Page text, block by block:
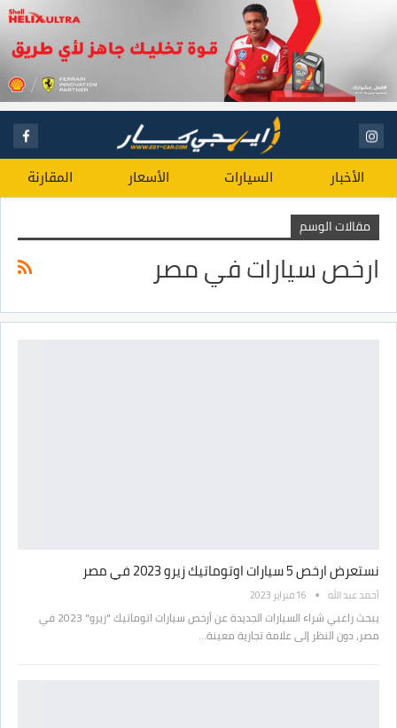
الأخبار السيارات الأسعار المقارنة
مقالات الوسم
ارخص سيارات في مصر
نستعرض ارخص 5 سيارات اوتوماتيك زيرو 2023 في مصر
أحمد عبد الله 16 فبراير 2023
يبحث راغبي شراء السيارات الجديدة عن أرخص سيارات اتوماتيك "زيرو" 2023 في
مصر، دون النظر إلى علامة تجارية معينة…